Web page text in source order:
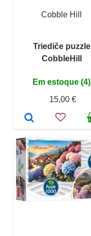
Cobble Hill
Triediče puzzle
CobbleHill
Em estoque (4)
15,00 €